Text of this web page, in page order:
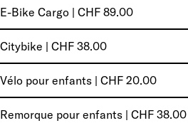
E-Bike Cargo | CHF 89.00
Citybike | CHF 38.00
Vélo pour enfants | CHF 20.00
Remorque pour enfants | CHF 38.00